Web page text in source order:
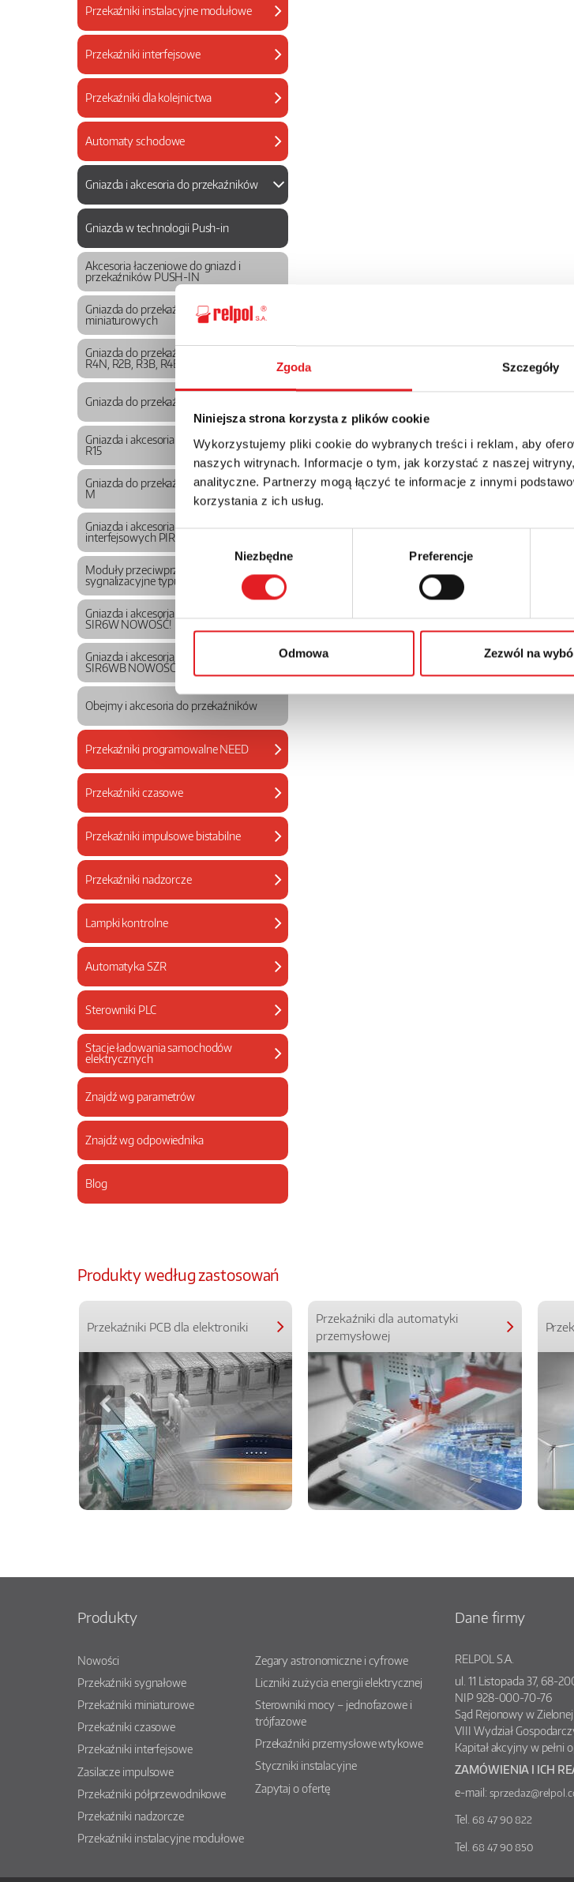
Zgoda Szczegóły
Niniejsza strona korzysta z plików cookie
Wykorzystujemy pliki cookie do wybranych treści i reklam, aby
naszych witrynach. Informacje o tym, jak korzystać z naszej
analityczne. Partnerzy mogą łączyć te informacje z innymi
korzystania z ich usług.
Wybór
zgody
Niezbędne Preferencje
Odmowa Zezwól na
Przekaźniki instalacyjne modułowe
Przekaźniki interfejsowe
Przekaźniki dla kolejnictwa
Automaty schodowe
Gniazda i akcesoria do przekaźników
Gniazda w technologii Push-in
Akcesoria łaczeniowe do gniazd i
przekaźników PUSH-IN
Gniazda do przekaźników
miniaturowych
Gniazda do przekaźników R2N, R3N,
R4N, R2B, R3B, R4B
Gniazda do przekaźników R2M
Gniazda i akcesoria do przekaźników
R15
Gniazda do przekaźników RUC i RUC-
M
Gniazda i akcesoria do przekaźników
interfejsowych PIR6....
Moduły przeciwprzepięciowe /
sygnalizacyjne typu M...
Gniazda i akcesoria do przekaźników
SIR6W NOWOŚĆ!
Gniazda i akcesoria do przekaźników
SIR6WB NOWOŚĆ!
Obejmy i akcesoria do przekaźników
Przekaźniki programowalne NEED
Przekaźniki czasowe
Przekaźniki impulsowe bistabilne
Przekaźniki nadzorcze
Lampki kontrolne
Automatyka SZR
Sterowniki PLC
Stacje ładowania samochodów
elektrycznych
Znajdź wg parametrów
Znajdź wg odpowiednika
Blog
Produkty według zastosowań
Przekaźniki PCB dla elektroniki
Przekaźniki dla automatyki
przemysłowej
Produkty
Nowości
Przekaźniki sygnałowe
Przekaźniki miniaturowe
Przekaźniki czasowe
Przekaźniki interfejsowe
Zasilacze impulsowe
Przekaźniki półprzewodnikowe
Przekaźniki nadzorcze
Przekaźniki instalacyjne modułowe
Zegary astronomiczne i cyfrowe
Liczniki zużycia energii elektrycznej
Sterowniki mocy – jednofazowe i
trójfazowe
Przekaźniki przemysłowe wtykowe
Styczniki instalacyjne
Zapytaj o ofertę
Dane firmy
RELPOL S.A.
ul. 11 Listopada 37,68-
NIP 928-000-70-76
Sąd Rejonowy w
VIII Wydział
Kapitał akcyjny w pełni
ZAMÓWIENIA I ICH
e-mail:
Tel. 68 47 90 822
Tel. 68 47 90 850